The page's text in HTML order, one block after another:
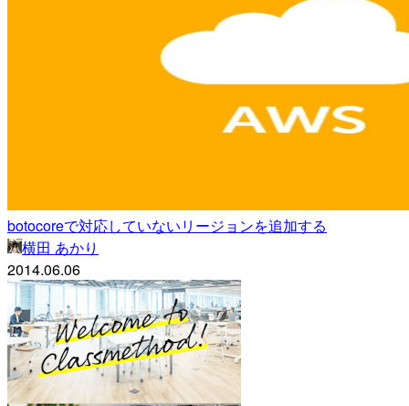
botocoreで対応していないリージョンを追加する
横田 あかり
2014.06.06